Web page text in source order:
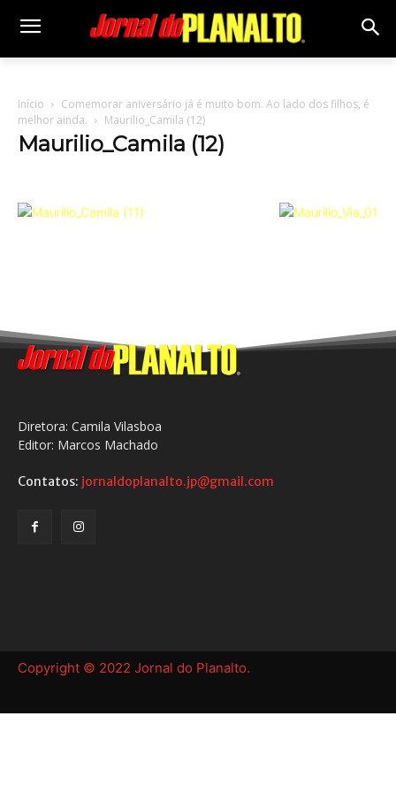
Início
Comemorar aniversário já é muito bom. Ao lado dos filhos, é
melhor ainda.
Maurilio_Camila (12)
Maurilio_Camila (12)
Diretora: Camila Vilasboa
Editor: Marcos Machado
Contatos: jornaldoplanalto.jp@gmail.com
Copyright © 2022 Jornal do Planalto.